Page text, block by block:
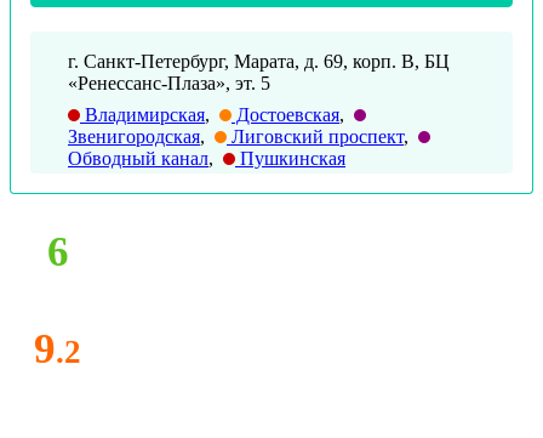
г. Санкт-Петербург, Марата, д. 69, корп. В, БЦ
«Ренессанс-Плаза», эт. 5
Владимирская, Достоевская,
Звенигородская, Лиговский проспект,
Обводный канал, Пушкинская
6
9.2